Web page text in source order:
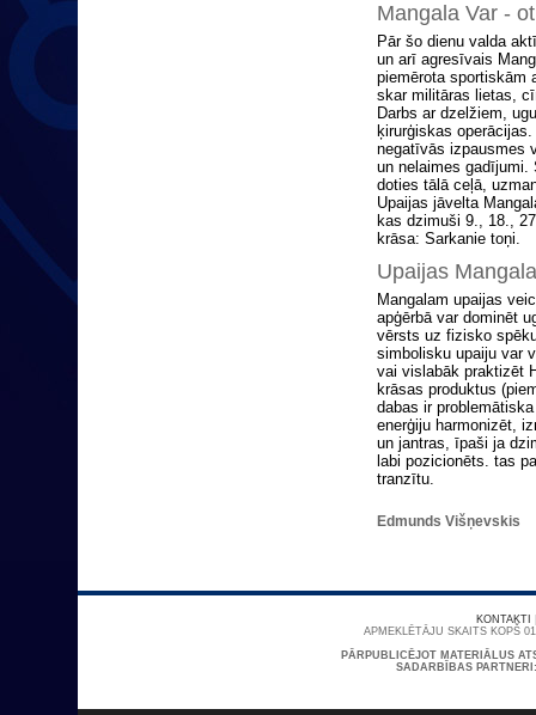
Mangala Var -
Pār šo dienu valda
un arī agresīvais
piemērota sportiskām
skar militāras lietas,
Darbs ar dzelžiem,
ķirurģiskas
negatīvās izpausmes
un nelaimes gadījumi.
doties tālā ceļā,
Upaijas jāvelta
kas dzimuši 9., 18.,
krāsa: Sarkanie toņi.
Upaijas
Mangalam upaijas
apģērbā var dominēt
vērsts uz fizisko
simbolisku upaiju var
vai vislabāk praktizēt
krāsas produktus
dabas ir
enerģiju harmonizēt,
un jantras, īpaši ja
labi pozicionēts. tas
tranzītu.
Edmunds Višņevskis
KONTAKTI
APMEKLĒTĀJU SKAITS KOPŠ
PĀRPUBLICĒJOT MATERIĀLUS
SADARBĪBAS